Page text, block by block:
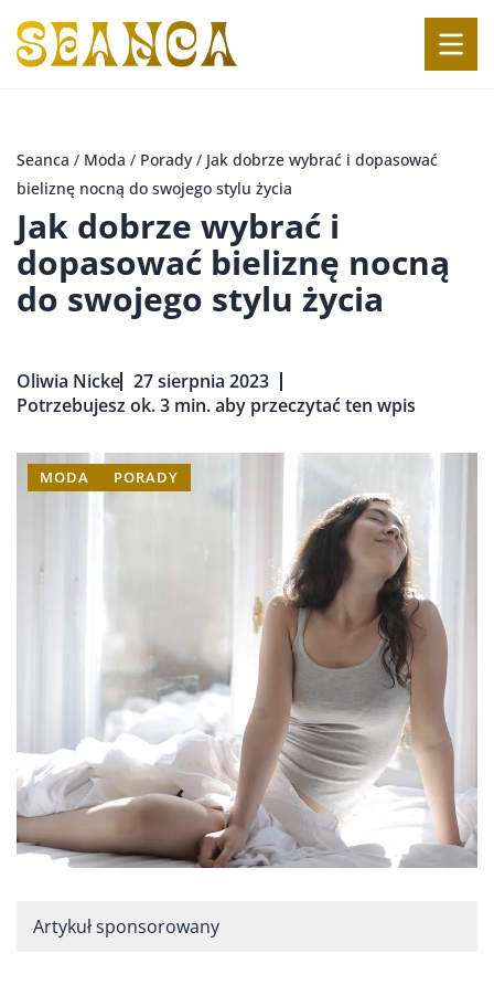
Seanca / Moda / Porady / Jak dobrze wybrać i dopasować
bieliznę nocną do swojego stylu życia
Jak dobrze wybrać i
dopasować bieliznę nocną
do swojego stylu życia
Oliwia Nicke 27 sierpnia 2023
Potrzebujesz ok. 3 min. aby przeczytać ten wpis
MODA PORADY
Artykuł sponsorowany